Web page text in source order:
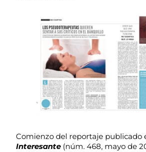
Comienzo del reportaje publicado
Interesante (núm. 468, mayo de